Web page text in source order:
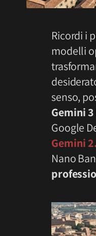
Ricordi i
modelli
senso,
Gemini
Google
Gemini
Nano